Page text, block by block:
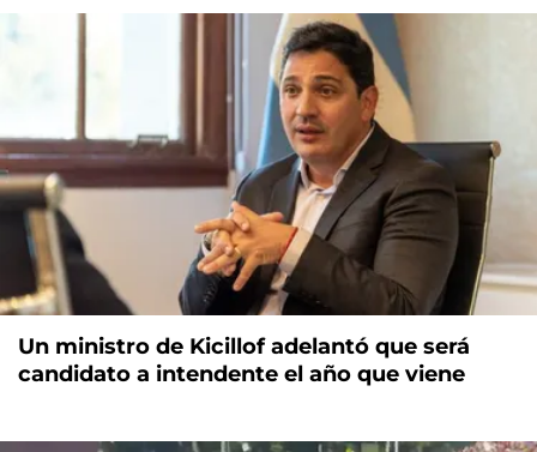
Un ministro de Kicillof adelantó que será
candidato a intendente el año que viene